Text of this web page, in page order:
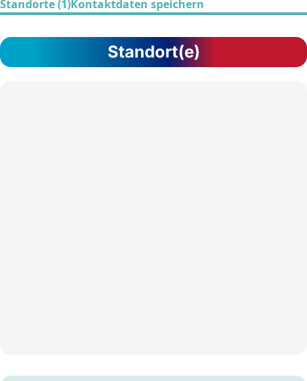
Standorte (1)Kontaktdaten speichern
Standort(e)